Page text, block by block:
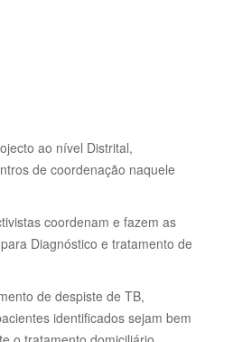
ao nível Distrital,
de coordenação naquele
coordenam e fazem as
Diagnóstico e tratamento de
de despiste de TB,
identificados sejam bem